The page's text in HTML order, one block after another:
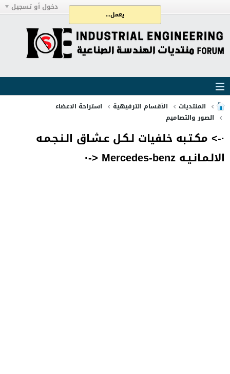
دخول أو تسجيل
المنتديات الأقسام الترفيهية
استراحة الاعضاء
الصور والتصاميم
·-> مكـتـبه خلفيات لـكـل عـشـاق الـنـجـمـه
الالـمـانـيـه Mercedes-benz <-·
يعمل...